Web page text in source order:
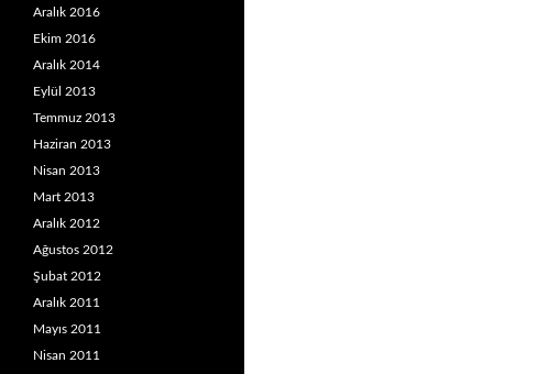
Aralık 2016
Ekim 2016
Aralık 2014
Eylül 2013
Temmuz 2013
Haziran 2013
Nisan 2013
Mart 2013
Aralık 2012
Ağustos 2012
Şubat 2012
Aralık 2011
Mayıs 2011
Nisan 2011